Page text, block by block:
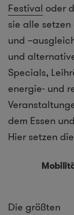
Festival oder
sie alle
und
und
Specials,
energie- und
dem Essen
Hier setzen
Die größten